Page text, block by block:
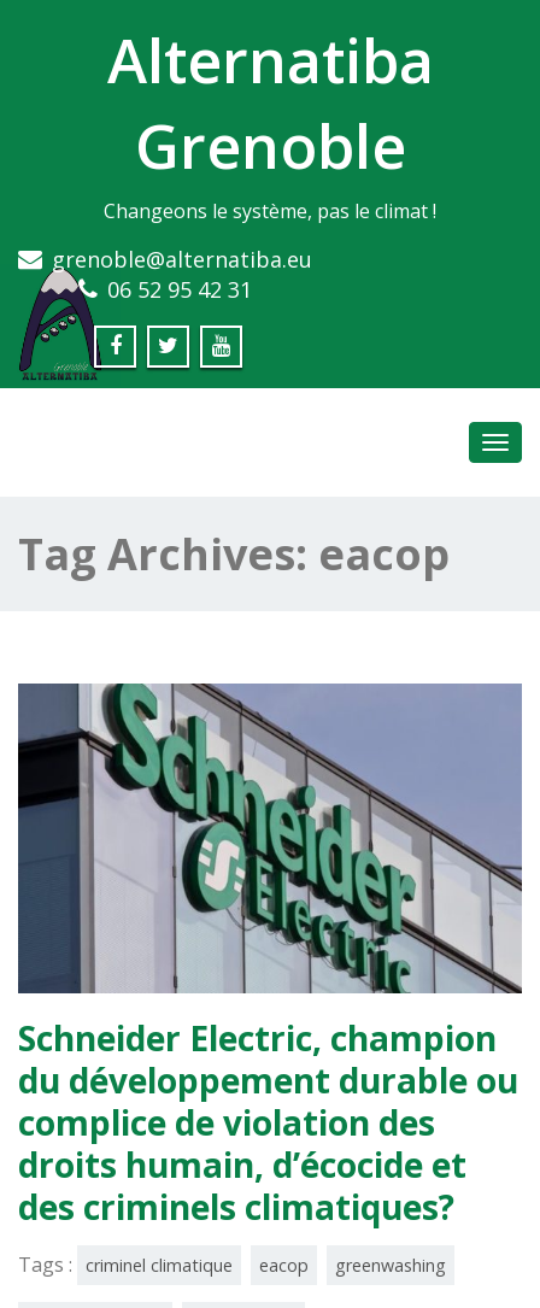
Alternatiba
Grenoble
Changeons le système, pas le climat !
grenoble@alternatiba.eu
06 52 95 42 31
Tag Archives: eacop
Schneider Electric, champion
du développement durable ou
complice de violation des
droits humain, d’écocide et
des criminels climatiques?
Tags : criminel climatique eacop greenwashing